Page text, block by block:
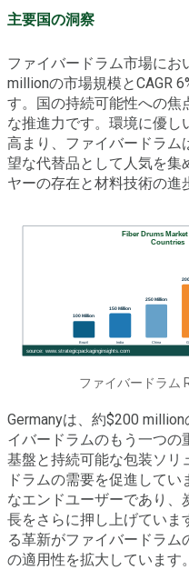
主要国の洞察
ファイバードラム市場にお
millionの市場規模とCAGR
す。国の持続可能性への焦
な推進力です。環境に優
高まり、ファイバードラム
望な代替品として人気を集
ヤーの存在と材料技術の進
ファイバードラム
Germanyは、約$200
イバードラムのもう一つの
基盤と持続可能な包装ソリ
ドラムの需要を促進して
なエンドユーザーであり
長をさらに押し上げていま
る革新がファイバードラ
の適用性を拡大しています。